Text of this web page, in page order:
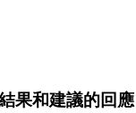
和建議的回